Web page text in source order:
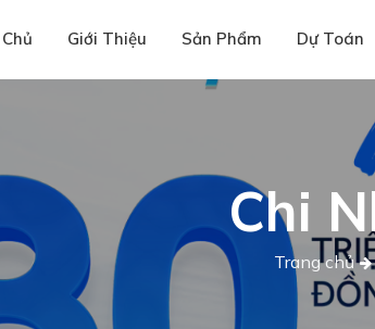
Giới Thiệu Sản Phẩm Dự Toán
Chi
Trang chủ